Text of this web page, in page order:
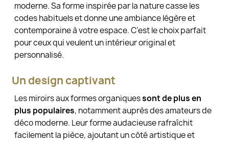
moderne. Sa forme inspirée par la nature casse les
codes habituels et donne une ambiance légère et
contemporaine à votre espace. C’est le choix parfait
pour ceux qui veulent un intérieur original et
personnalisé.
Un design captivant
Les miroirs aux formes organiquessont de plus en
plus populaires, notamment auprès des amateurs de
déco moderne. Leur forme audacieuse rafraîchit
facilement la pièce, ajoutant un côté artistique et